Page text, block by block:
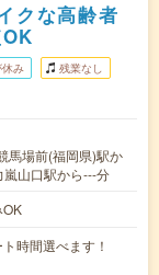
クな高齢者
休み 残業なし
馬場前(福岡県)駅か
山口駅から---分
時間選べます！